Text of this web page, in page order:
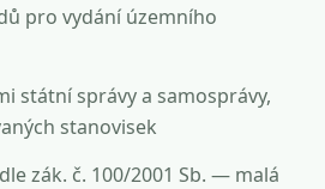
pro vydání územního
státní správy a samosprávy,
stanovisek
zák. č. 100/2001 Sb. — malá